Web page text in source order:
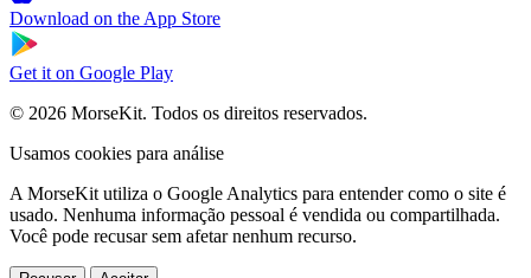
Download on the App Store
Get it on Google Play
© 2026 MorseKit. Todos os direitos reservados.
Usamos cookies para análise
A MorseKit utiliza o Google Analytics para entender como o site é
usado. Nenhuma informação pessoal é vendida ou compartilhada.
Você pode recusar sem afetar nenhum recurso.